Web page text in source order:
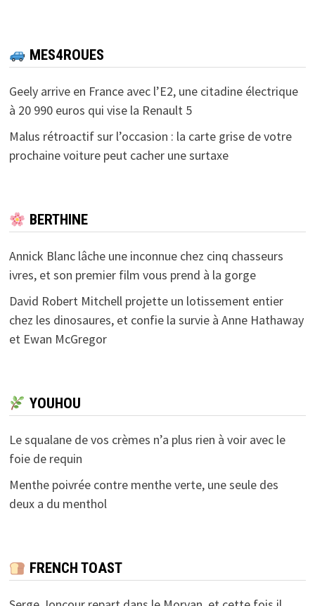
MES4ROUES
Geely arrive en France avec l’E2, une citadine électrique
à 20 990 euros qui vise la Renault 5
Malus rétroactif sur l’occasion : la carte grise de votre
prochaine voiture peut cacher une surtaxe
BERTHINE
Annick Blanc lâche une inconnue chez cinq chasseurs
ivres, et son premier film vous prend à la gorge
David Robert Mitchell projette un lotissement entier
chez les dinosaures, et confie la survie à Anne Hathaway
et Ewan McGregor
YOUHOU
Le squalane de vos crèmes n’a plus rien à voir avec le
foie de requin
Menthe poivrée contre menthe verte, une seule des
deux a du menthol
FRENCH TOAST